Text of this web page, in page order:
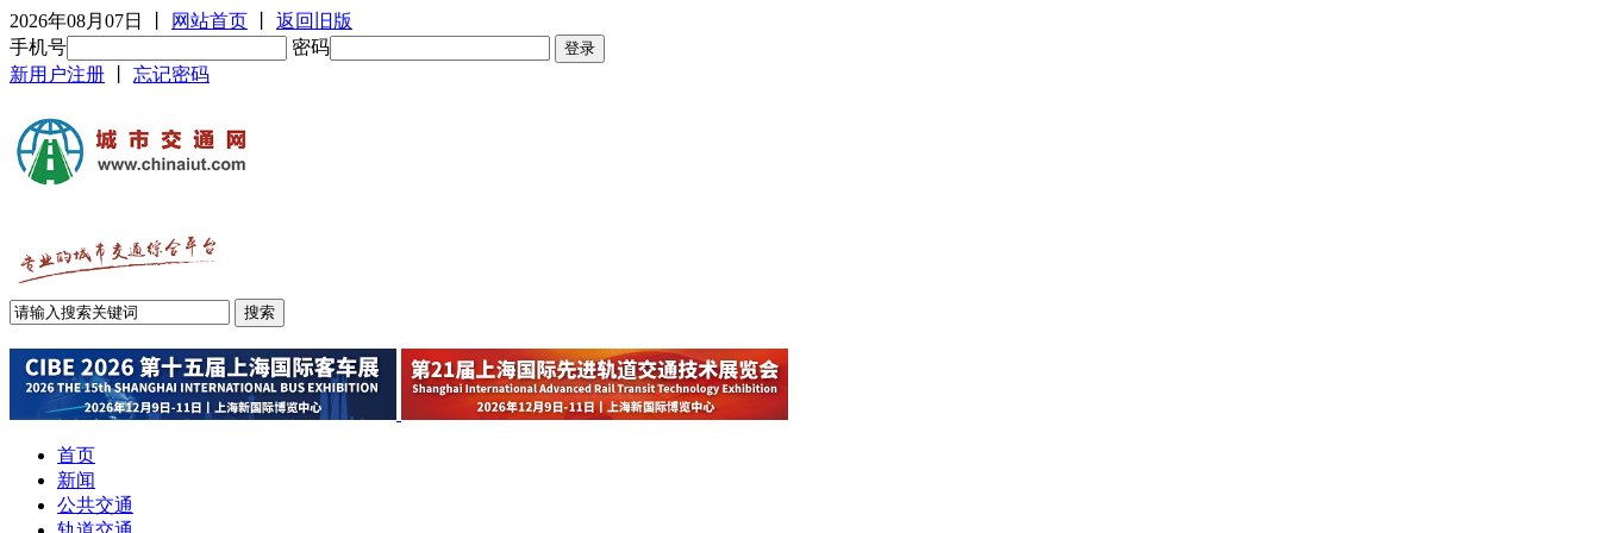
2026年08月07日 网站首页
返回旧版
手机号
密码
新用户注册
忘记密码
首页
新闻
公共交通